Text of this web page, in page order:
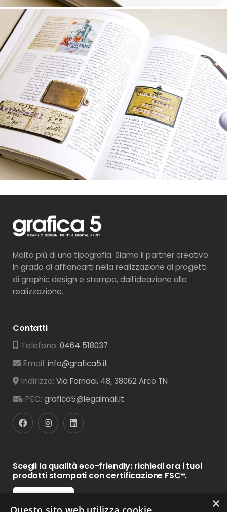
Molto più di una tipografia. Siamo il partner creativo
in grado di affiancarti nella realizzazione di progetti
di graphic design e stampa, dall’ideazione alla
realizzazione.
Contatti
Telefono: 0464 518037
Email: info@grafica5.it
Indirizzo: Via Fornaci, 48, 38062 Arco TN
PEC: grafica5@legalmail.it
Scegli la qualità eco-friendly: richiedi ora i tuoi
prodotti stampati con certificazione FSC®.
×